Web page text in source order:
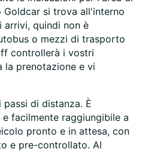
Goldcar si trova all'interno
arrivi, quindi non è
o mezzi di trasporto
controllerà i vostri
la prenotazione e vi
di distanza. È
facilmente raggiungibile a
pronto e in attesa, con
e pre-controllato. Al